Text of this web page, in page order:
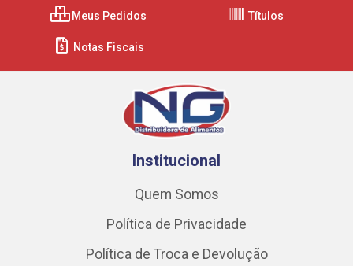
Meus Pedidos Títulos
Notas Fiscais
Institucional
Quem Somos
Política de Privacidade
Política de Troca e Devolução